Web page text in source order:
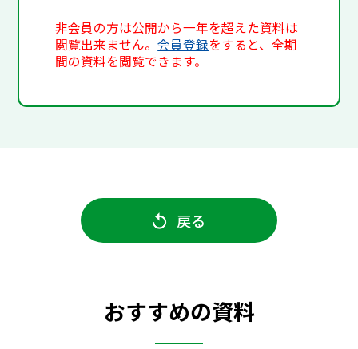
非会員の方は公開から一年を超えた資料は
閲覧出来ません。会員登録をすると、全期
間の資料を閲覧できます。
戻る
おすすめの資料